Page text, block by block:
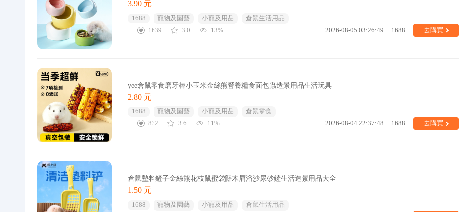
3.90 元
1688 寵物及園藝 小寵及用品
倉鼠生活用品
1639
3.0 13% 2026-08-05 03:26:49 1688 去購買
yee倉鼠零食磨牙棒小玉米金絲熊營養糧食面包蟲造景用品生活玩具
2.80 元
1688 寵物及園藝 小寵及用品
倉鼠零食
832
3.6 11% 2026-08-04 22:37:48 1688 去購買
倉鼠墊料鏟子金絲熊花枝鼠蜜袋鼯木屑浴沙尿砂鏟生活造景用品大全
1.50 元
1688 寵物及園藝 小寵及用品
倉鼠生活用品